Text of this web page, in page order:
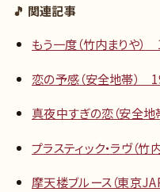
🎵 関連記事
もう一度（竹内まりや）
恋の予感（安全地帯）
真夜中すぎの恋（安全地
プラスティック・ラヴ（
摩天楼ブルース（東京